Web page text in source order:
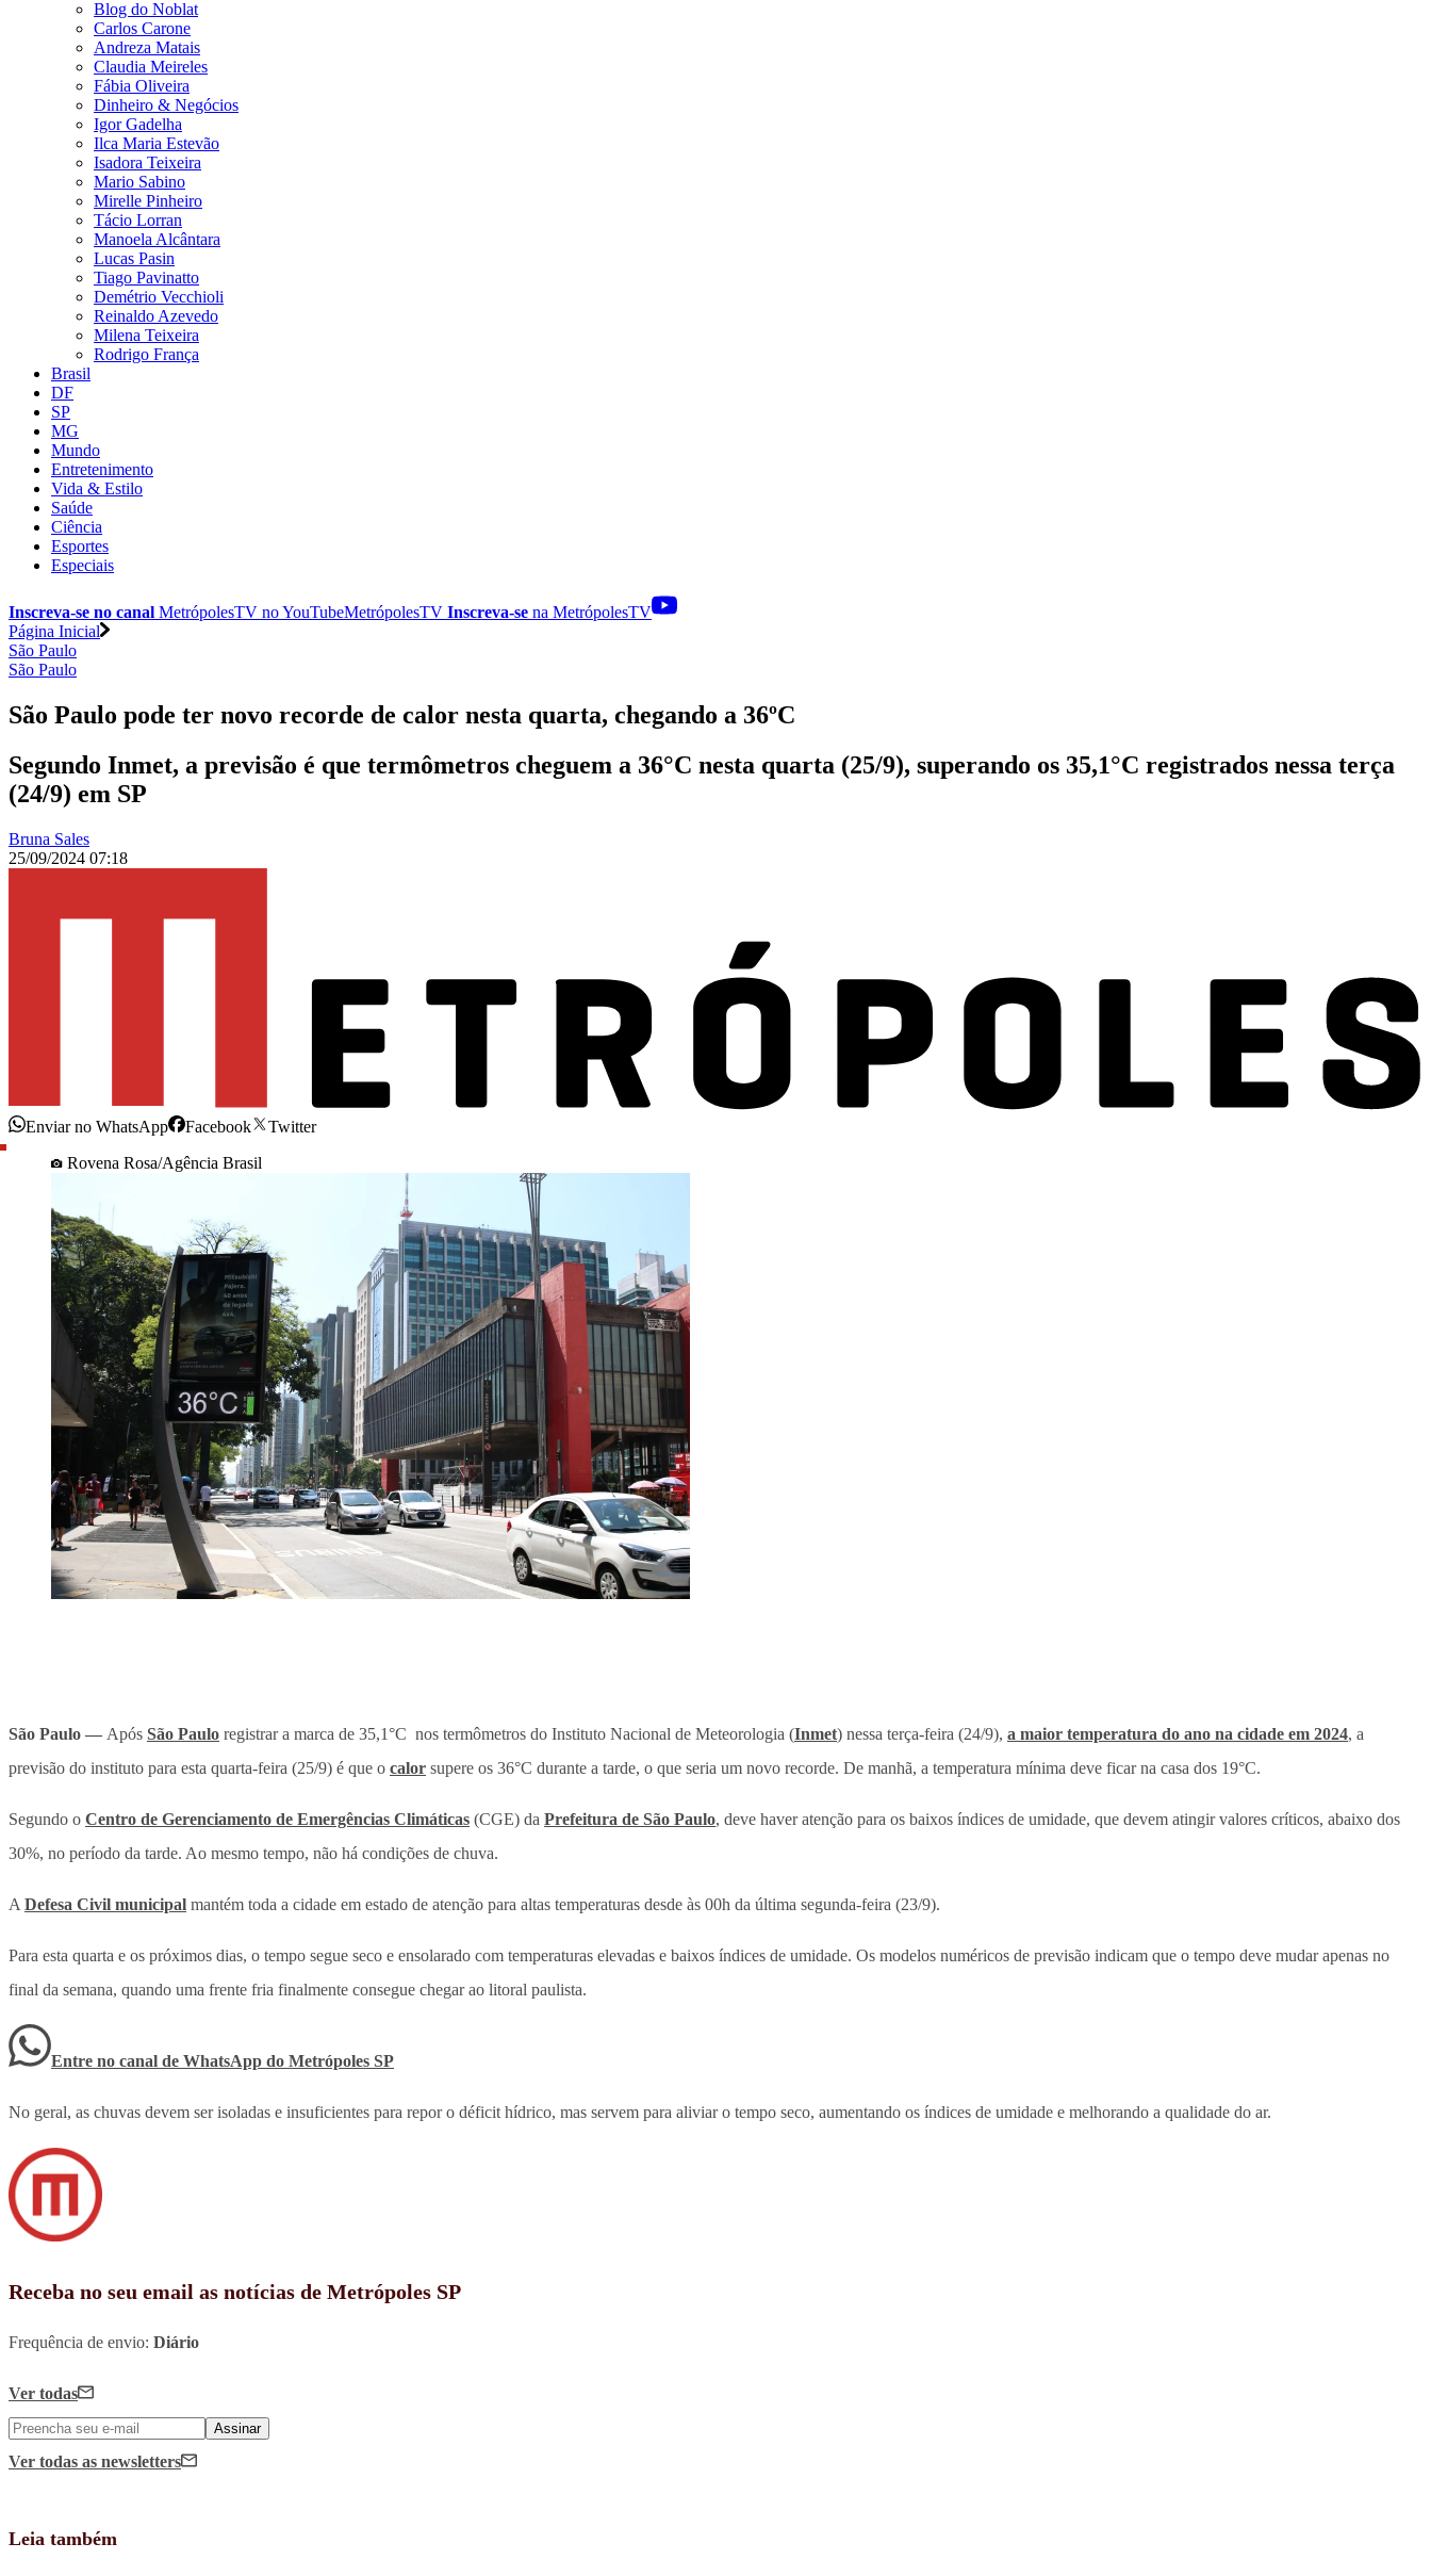
Blog do Noblat
Carlos Carone
Andreza Matais
Claudia Meireles
Fábia Oliveira
Dinheiro & Negócios
Igor Gadelha
Ilca Maria Estevão
Isadora Teixeira
Mario Sabino
Mirelle Pinheiro
Tácio Lorran
Manoela Alcântara
Lucas Pasin
Tiago Pavinatto
Demétrio Vecchioli
Reinaldo Azevedo
Milena Teixeira
Rodrigo França
Brasil
DF
SP
MG
Mundo
Entretenimento
Vida & Estilo
Saúde
Ciência
Esportes
Especiais
Inscreva-se no canal MetrópolesTV noYouTubeMetrópolesTV Inscreva-se na MetrópolesTV
Página Inicial
São Paulo
São Paulo
São Paulo pode ter novo recorde de calor nesta quarta, chegando a 36ºC
Segundo Inmet, a previsão é que termômetros cheguem a 36°C nesta quarta (25/9), superando os 35,1°C registrados nessa terça
(24/9) em SP
Bruna Sales
25/09/2024 07:18
Enviar no WhatsApp Facebook
Twitter
Rovena Rosa/Agência Brasil
São Paulo — Após São Paulo registrar a marca de 35,1°C nos termômetros do Instituto Nacional de Meteorologia (Inmet) nessa terça-feira (24/9), a maior temperatura do ano na cidade em 2024, a
previsão do instituto para esta quarta-feira (25/9) é que o calor supere os 36°C durante a tarde, o que seria um novo recorde. De manhã, a temperatura mínima deve ficar na casa dos 19°C.
Segundo o Centro de Gerenciamento de Emergências Climáticas (CGE) da Prefeitura de São Paulo, deve haver atenção para os baixos índices de umidade, que devem atingir valores críticos, abaixo dos
30%, no período da tarde. Ao mesmo tempo, não há condições de chuva.
A Defesa Civil municipal mantém toda a cidade em estado de atenção para altas temperaturas desde às 00h da última segunda-feira (23/9).
Para esta quarta e os próximos dias, o tempo segue seco e ensolarado com temperaturas elevadas e baixos índices de umidade. Os modelos numéricos de previsão indicam que o tempo deve mudar apenas no
final da semana, quando uma frente fria finalmente consegue chegar ao litoral paulista.
Entre no canal de WhatsApp do Metrópoles SP
No geral, as chuvas devem ser isoladas e insuficientes para repor o déficit hídrico, mas servem para aliviar o tempo seco, aumentando os índices de umidade e melhorando a qualidade do ar.
Receba no seu email as notícias de Metrópoles SP
Frequência de envio: Diário
Ver todas
Assinar
Ver todas as newsletters
Leia também